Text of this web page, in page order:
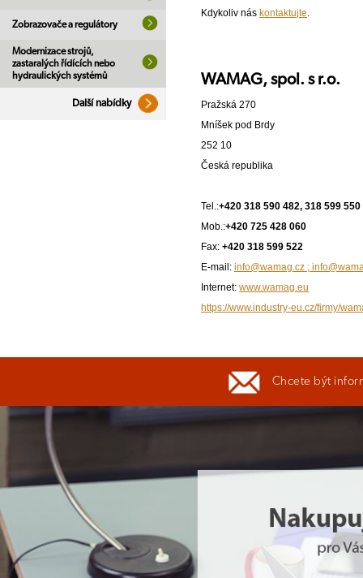
Zobrazovače a regulátory
Modernizace strojů,
zastaralých řídících nebo
hydraulických systémů
Další nabídky
Kdykoliv nás kontaktujte.
WAMAG, spol. s r.o.
Pražská 270
Mníšek pod Brdy
252 10
Česká republika
Tel.:+420 318 590 482, 318 599 550
Mob.:+420 725 428 060
Fax: +420 318 599 522
E-mail: info@wamag.cz ;
Internet: www.wamag.eu
https://www.industry-eu.cz/firmy/
Chcete být